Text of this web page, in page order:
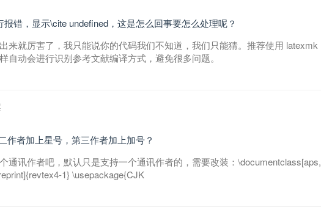
错，显示\cite undefined，这是怎么回事要怎么处理呢？
来就厉害了，我只能说你的代码我们不知道，我们只能猜。推荐使用 latexmk
自动会进行识别参考文献编译方式，避免很多问题。
作者加上星号，第三作者加上加号？
通讯作者吧，默认只是支持一个通讯作者的，需要改装：\documentclass[aps,
1} \usepackage{CJK